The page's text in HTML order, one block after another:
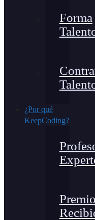
Forma
¿Por qué
KeepCoding?